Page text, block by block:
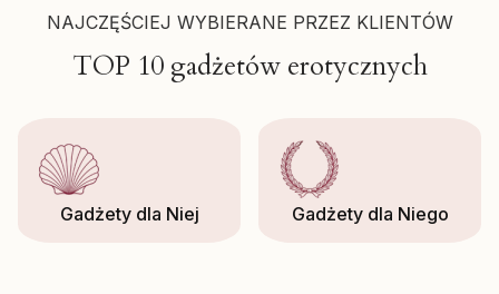
NAJCZĘŚCIEJ WYBIERANE PRZEZ KLIENTÓW
TOP 10 gadżetów erotycznych
Gadżety dla Niej Gadżety dla Niego